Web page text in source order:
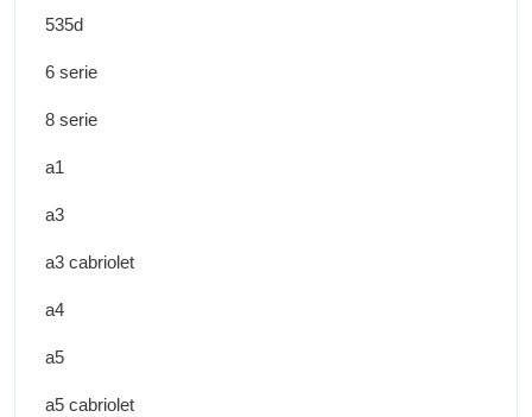
535d
6 serie
8 serie
a1
a3
a3 cabriolet
a4
a5
a5 cabriolet